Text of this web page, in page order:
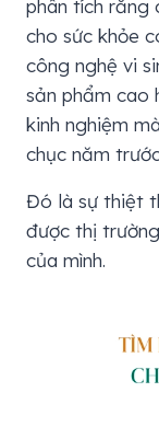
phân tích rằng
cho sức khỏe
công nghệ vi
sản phẩm cao
kinh nghiệm
chục năm
Đó là sự thiệt
được thị
của mình.